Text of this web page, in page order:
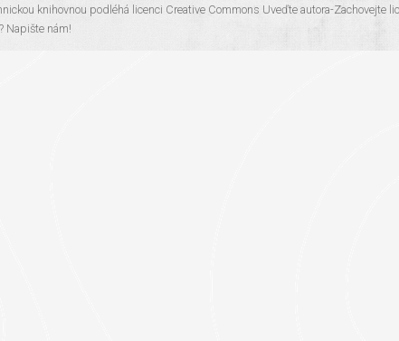
knihovnou podléhá licenci Creative Commons Uveďte autora-Zachovejte
Napište nám!